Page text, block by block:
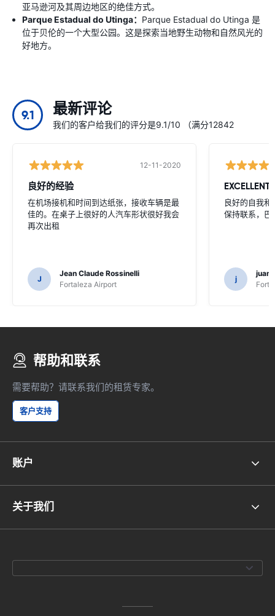
亚马逊河及其周边地区的绝佳方式。
Parque Estadual do Utinga： Parque Estadual do Utinga 是
位于贝伦的一个大型公园。这是探索当地野生动物和自然风光的
好地方。
9.1 最新评论
我们的客户给我们的评分是9.1/10 （满分12842
12-11-2020
良好的经验
在机场接机和时间到达纸张，接收车辆是最
佳的。在桌子上很好的人汽车形状很好我会
再次出租
J
Jean Claude Rossinelli
Fortaleza Airport
EXCELLENT
良好的自我和
保持联系，巴
j
juan
帮助和联系
需要帮助？请联系我们的租赁专家。
客户支持
账户
关于我们